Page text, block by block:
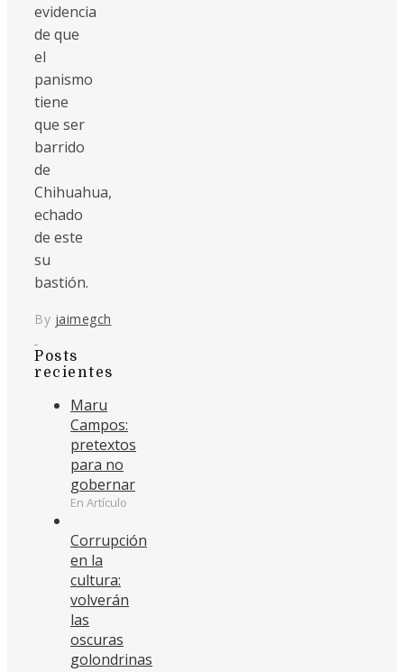
evidencia
de que
el
panismo
tiene
que ser
barrido
de
Chihuahua,
echado
de este
su
bastión.
By jaimegch
Posts
recientes
Maru
Campos:
pretextos
para no
gobernar
En Artículo
Corrupción
en la
cultura:
volverán
las
oscuras
golondrinas